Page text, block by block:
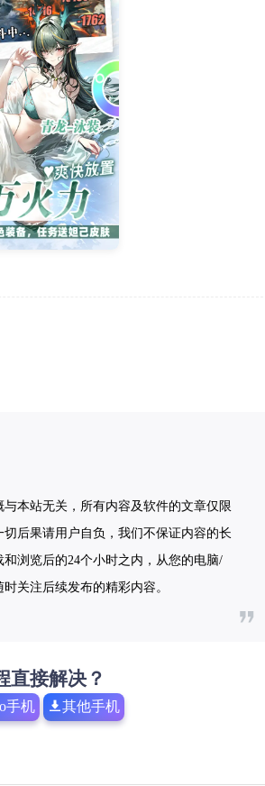
本站无关，所有内容及软件的文章仅限
后果请用户自负，我们不保证内容的长
浏览后的24个小时之内，从您的电脑/
关注后续发布的精彩内容。
直接解决？
手机 其他手机